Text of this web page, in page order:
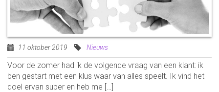
11 oktober 2019 Nieuws
Voor de zomer had ik de volgende vraag van een klant: ik
ben gestart met een klus waar van alles speelt. Ik vind het
doel ervan super en heb me […]